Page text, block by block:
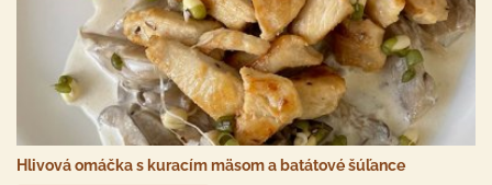
Hlivová omáčka s kuracím mäsom a batátové šúľance